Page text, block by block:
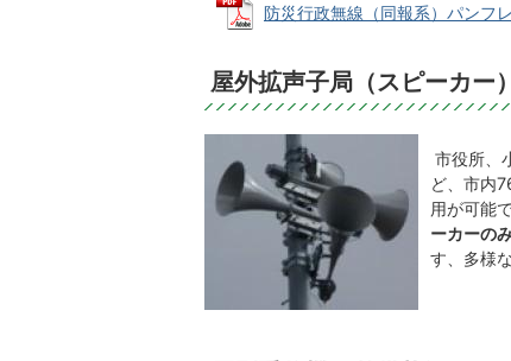
防災行政無線（同報系）パンフ
屋外拡声子局（スピーカー
市役所、
ど、市内
用が可能で
ーカーの
す、多様